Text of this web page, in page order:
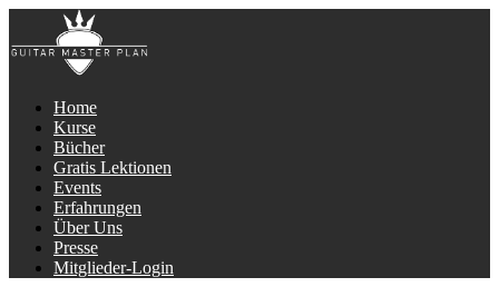
Home
Kurse
Bücher
Gratis Lektionen
Events
Erfahrungen
Über Uns
Presse
Mitglieder-Login